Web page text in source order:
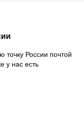
точку России почтой
у нас есть